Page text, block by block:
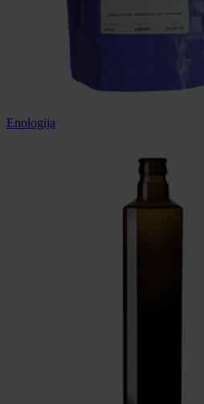
Enologija